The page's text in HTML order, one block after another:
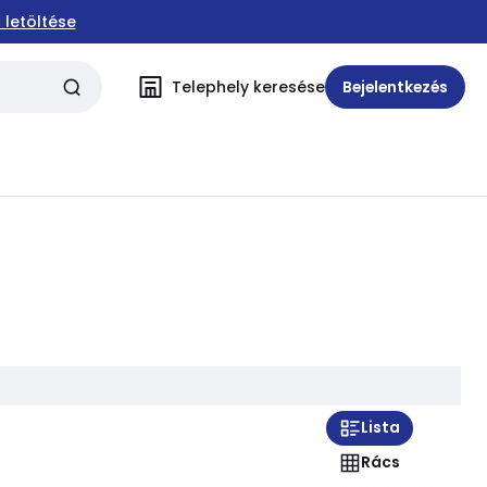
letöltése
Telephely keresése Bejelentkezés
Lista
Rács